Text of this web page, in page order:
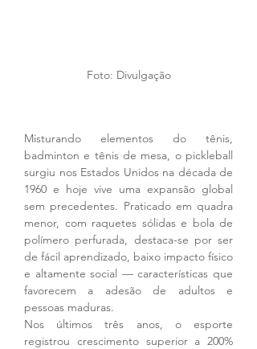
Foto: Divulgação
Misturando elementos do tênis,
badminton e tênis de mesa, o pickleball
surgiu nos Estados Unidos na década de
1960 e hoje vive uma expansão global
sem precedentes. Praticado em quadra
menor, com raquetes sólidas e bola de
polímero perfurada, destaca-se por ser
de fácil aprendizado, baixo impacto físico
e altamente social — características que
favorecem a adesão de adultos e
pessoas maduras.
Nos últimos três anos, o esporte
registrou crescimento superior a 200%